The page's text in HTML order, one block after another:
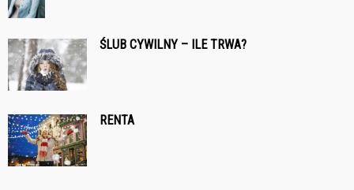
ŚLUB CYWILNY – ILE TRWA?
RENTA